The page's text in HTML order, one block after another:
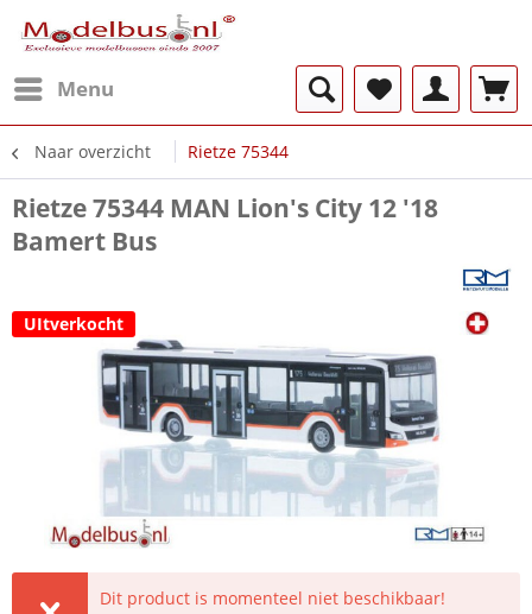
Menu
Naar overzicht Rietze 75344
Rietze 75344 MAN Lion's City 12 '18
Bamert Bus
UItverkocht
Dit product is momenteel niet beschikbaar!